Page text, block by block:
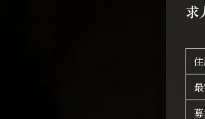
求